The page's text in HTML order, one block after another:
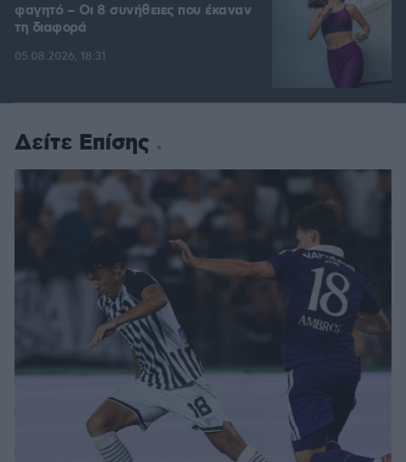
φαγητό – Οι 8 συνήθειες που έκαναν
τη διαφορά
05.08.2026, 18:31
Δείτε Επίσης